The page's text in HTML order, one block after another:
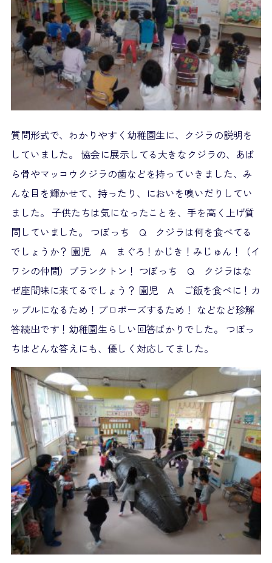
質問形式で、わかりやすく幼稚園生に、クジラの説明を
していました。 協会に展示してる大きなクジラの、あば
ら骨やマッコウクジラの歯などを持っていきました、み
んな目を輝かせて、持ったり、においを嗅いだりしてい
ました。 子供たちは気になったことを、手を高く上げ質
問していました。 つぼっち Q クジラは何を食べてる
でしょうか？ 園児 A まぐろ！かじき！みじゅん！（イ
ワシの仲間）プランクトン！ つぼっち Q クジラはな
ぜ座間味に来てるでしょう？ 園児 A ご飯を食べに！カ
ップルになるため！プロポーズするため！ などなど珍解
答続出です！幼稚園生らしい回答ばかりでした。 つぼっ
ちはどんな答えにも、優しく対応してました。